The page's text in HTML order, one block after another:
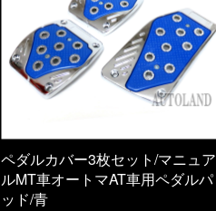
ペダルカバー3枚セット/マニュア
ルMT車オートマAT車用ペダルパ
ッド/青